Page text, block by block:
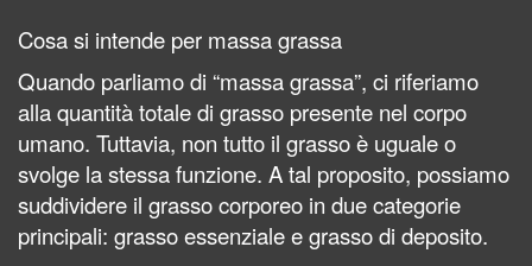
Cosa si intende per massa grassa
Quando parliamo di “massa grassa”, ci riferiamo
alla quantità totale di grasso presente nel corpo
umano. Tuttavia, non tutto il grasso è uguale o
svolge la stessa funzione. A tal proposito, possiamo
suddividere il grasso corporeo in due categorie
principali: grasso essenziale e grasso di deposito.